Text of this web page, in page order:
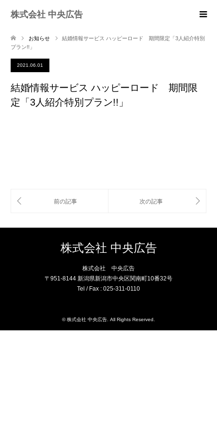
株式会社 中央広告
お知らせ
結婚情報サービス ハッピーロード 期間限定「3人紹介特別
プラン!!」
2021.06.01
結婚情報サービス ハッピーロード 期間限
定「3人紹介特別プラン!!」
株式会社 中央広告
株式会社 中央広告
〒951-8144 新潟県新潟市中央区関南町10番32号
Tel / Fax : 025-311-0110
©株式会社 中央広告 . All Rights Reserved.